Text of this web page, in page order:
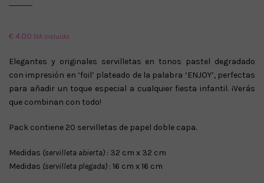
€4.00 IVA Incluido
Elegantes y originales servilletas en tonos pastel degradado
con impresión en ‘foil’ plateado de la palabra ‘ENJOY’, perfectas
para añadir un toque especial a cualquier fiesta infantil. ¡Verás
que combinan con todo!
Pack contiene 20 servilletas de papel doble capa.
Medidas (servilleta abierta) : 32 cm x 32 cm
Medidas (servilleta plegada) : 16 cm x 16 cm